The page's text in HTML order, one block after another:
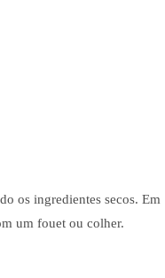
os ingredientes secos. Em
um fouet ou colher.